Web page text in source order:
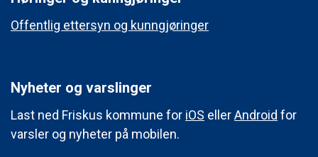
Offentlig ettersyn og kunngjøringer
Nyheter og varslinger
Last ned Friskus kommune for iOS ellerAndroid for
varsler og nyheter på mobilen.